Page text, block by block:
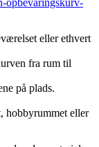
opbevaringskurv-
eller ethvert
fra rum til
på plads.
hobbyrummet eller